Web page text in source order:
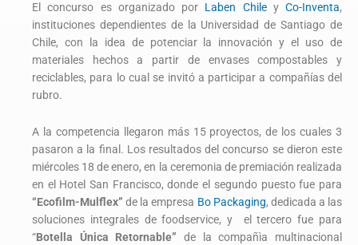
El concurso es organizado por Laben Chiley Co-Inventa,
instituciones dependientes de la Universidad de Santiago de
Chile, con la idea de potenciar la innovación y el uso de
materiales hechos a partir de envases compostables y
reciclables, para lo cual se invitó a participar a compañías del
rubro.
A la competencia llegaron más 15 proyectos, de los cuales 3
pasaron a la final. Los resultados del concurso se dieron este
miércoles 18 de enero, en la ceremonia de premiación realizada
en el Hotel San Francisco, donde el segundo puesto fue para
“Ecofilm-Mulflex” de la empresa Bo Packaging, dedicada a las
soluciones integrales de foodservice, y el tercero fue para
“Botella Única Retornable” de la compañìa multinacional